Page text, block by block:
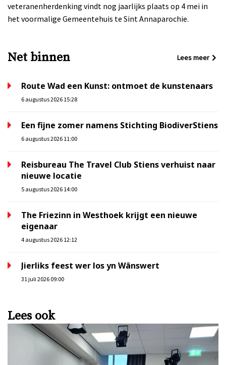
veteranenherdenking vindt nog jaarlijks plaats op 4 mei in
het voormalige Gemeentehuis te Sint Annaparochie.
Net binnen Lees meer
Route Wad een Kunst: ontmoet de kunstenaars
6 augustus 2026 15:28
Een fijne zomer namens Stichting BiodiverStiens
6 augustus 2026 11:00
Reisbureau The Travel Club Stiens verhuist naar
nieuwe locatie
5 augustus 2026 14:00
The Friezinn in Westhoek krijgt een nieuwe
eigenaar
4 augustus 2026 12:12
Jierliks feest wer los yn Wânswert
31 juli 2026 09:00
Lees ook